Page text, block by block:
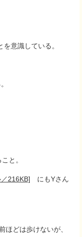
意識している。
と。
216KB] にもYさん
どは歩けないが、